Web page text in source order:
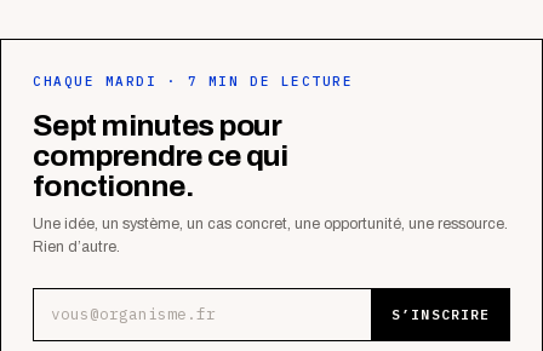
CHAQUE MARDI · 7 MIN DE LECTURE
Sept minutes pour
comprendre ce qui
fonctionne.
Une idée, un système, un cas concret, une opportunité, une ressource.
Rien d’autre.
S’INSCRIRE